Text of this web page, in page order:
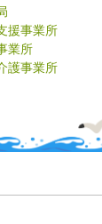
援事業所
業所
護事業所